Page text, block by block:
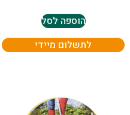
הוספה לסל
לתשלום מיידי